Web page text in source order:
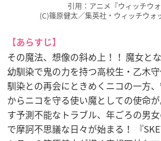
引用：アニメ『ウィッチウォ
(C)篠原健太／集英社・ウィッチウォ
【あらすじ】
その魔法、想像の斜め上！！ 魔女と
幼馴染で鬼の力を持つ高校生・乙木
馴染との再会にときめくニコの一方
からニコを守る使い魔としての使命
す予測不能なトラブル、年ごろの男
で摩訶不思議な日々が始まる！ 『